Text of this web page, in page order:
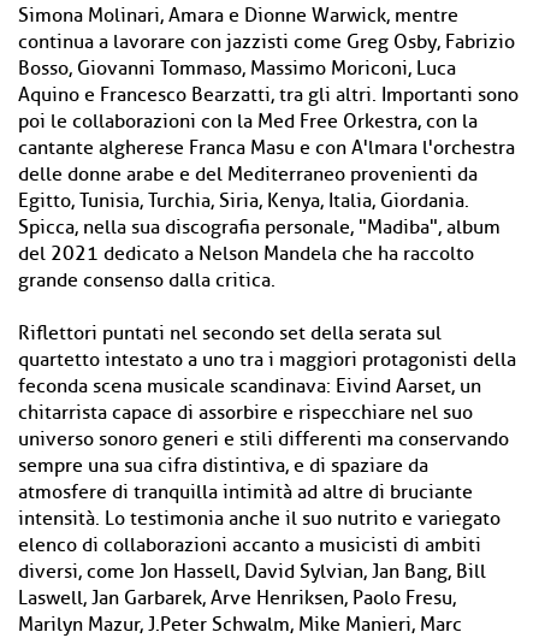
Simona Molinari, Amara e Dionne Warwick, mentre
continua a lavorare con jazzisti come Greg Osby, Fabrizio
Bosso, Giovanni Tommaso, Massimo Moriconi, Luca
Aquino e Francesco Bearzatti, tra gli altri. Importanti sono
poi le collaborazioni con la Med Free Orkestra, con la
cantante algherese Franca Masu e con A'lmara l'orchestra
delle donne arabe e del Mediterraneo provenienti da
Egitto, Tunisia, Turchia, Siria, Kenya, Italia, Giordania.
Spicca, nella sua discografia personale, "Madiba", album
del 2021 dedicato a Nelson Mandela che ha raccolto
grande consenso dalla critica.
Riflettori puntati nel secondo set della serata sul
quartetto intestato a uno tra i maggiori protagonisti della
feconda scena musicale scandinava: Eivind Aarset, un
chitarrista capace di assorbire e rispecchiare nel suo
universo sonoro generi e stili differenti ma conservando
sempre una sua cifra distintiva, e di spaziare da
atmosfere di tranquilla intimità ad altre di bruciante
intensità. Lo testimonia anche il suo nutrito e variegato
elenco di collaborazioni accanto a musicisti di ambiti
diversi, come Jon Hassell, David Sylvian, Jan Bang, Bill
Laswell, Jan Garbarek, Arve Henriksen, Paolo Fresu,
Marilyn Mazur, J.Peter Schwalm, Mike Manieri, Marc